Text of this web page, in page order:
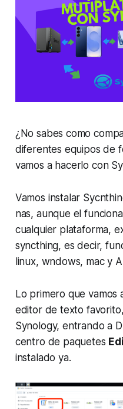
¿No sabes como
diferentes equipos de
vamos a hacerlo con
Vamos instalar
nas, aunque el
cualquier plataforma,
syncthing, es decir,
linux, wndows, mac y
Lo primero que vamos
editor de texto
Synology, entrando a
centro de paquetes
instalado ya.